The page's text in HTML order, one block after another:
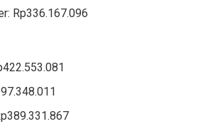
Rp336.167.096